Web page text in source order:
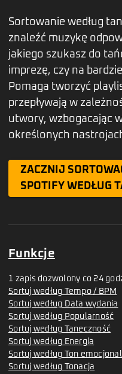
Sortowanie według
znaleźć muzykę
jakiego szukasz do
imprezę, czy na
Pomaga tworzyć
przepływają w
utwory, wzbogacając
określonych
ZACZNIJ
SPOTIFY WEDŁUG
Funkcje
1 zapis dozwolony co 24
Sortuj według Tempo / BPM
Sortuj według Data wydania
Sortuj według Popularność
Sortuj według Taneczność
Sortuj według Energia
Sortuj według Ton
Sortuj według Tonacja